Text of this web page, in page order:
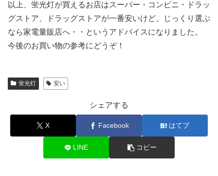
以上、蛍光灯が買えるお店はスーパー・コンビニ・ドラッ
グストア、ドラッグストアが一番安いけど、じっくり選ぶ
なら家電量販店へ・・というアドバイスになりました。
今後のお買い物の参考にどうぞ！
蛍光灯 安い
シェアする
X Facebook はてブ
LINE コピー